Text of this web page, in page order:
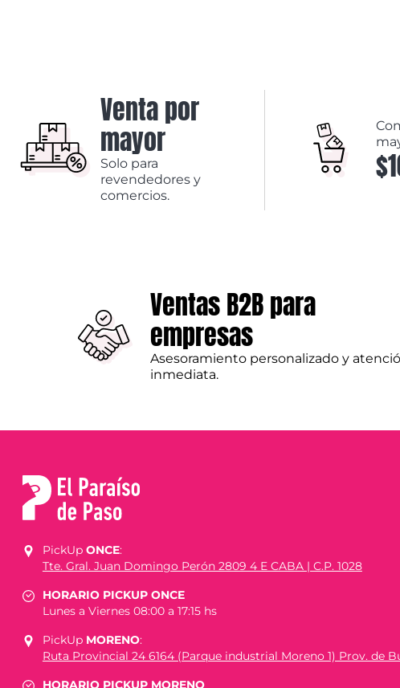
Venta por
mayor
Solo para
revendedores y
comercios.
Ventas B2B para
empresas
Asesoramiento personalizado y
inmediata.
PickUp ONCE:
Tte. Gral. Juan Domingo Perón 2809 4 E CABA | C.P. 1028
HORARIO PICKUP ONCE
Lunes a Viernes 08:00 a 17:15 hs
PickUp MORENO:
Ruta Provincial 24 6164 (Parque industrial Moreno 1) Prov. de